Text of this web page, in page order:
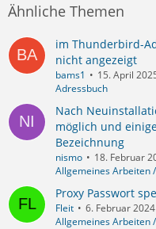
Ähnliche Themen
im Thunderbird-
nicht angezeigt
bams1
15. April
Adressbuch
Nach
möglich und
Bezeichnung
nismo
18. Februar
Allgemeines Arbeiten
Proxy Passwort
Fleit
6. Februar
Allgemeines Arbeiten